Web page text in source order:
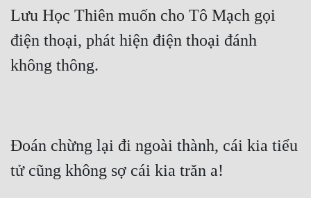
Lưu Học Thiên muốn cho Tô Mạch gọi
điện thoại, phát hiện điện thoại đánh
không thông.
Đoán chừng lại đi ngoài thành, cái kia tiểu
tử cũng không sợ cái kia trăn a!